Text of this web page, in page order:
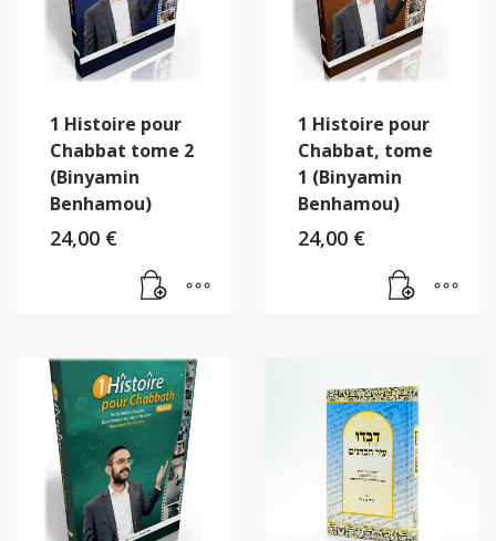
1 Histoire pour
Chabbat tome 2
(Binyamin
Benhamou)
24,00 €
1 Histoire pour
Chabbat, tome
1 (Binyamin
Benhamou)
24,00 €